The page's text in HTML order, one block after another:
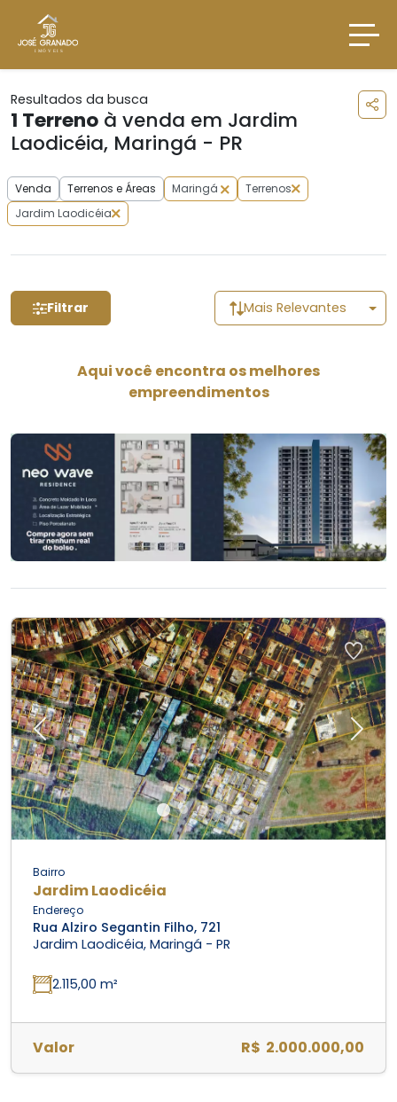
Resultados da busca
1 Terreno à venda em Jardim
Laodicéia, Maringá - PR
Venda Terrenos e Áreas Maringá
Terrenos
Jardim Laodicéia
Filtrar Mais Relevantes
Aqui você encontra os melhores
empreendimentos
Previous Next
Bairro
Jardim Laodicéia
Endereço
Rua Alziro Segantin Filho, 721
Jardim Laodicéia, Maringá - PR
2.115,00 m²
Valor R$ 2.000.000,00